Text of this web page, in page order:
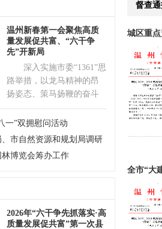
温州新春第一会聚焦高质
量发展促共富、“六干争
先”开新局
深入实施市委“1361”思
路举措，以龙马精神的昂
扬姿态、策马扬鞭的奋斗
激情、万马奔腾的磅礴合
力，进一步动员全市上下
全力做强“一圈一极一中心”
一”双拥慰问活动
市自然资源和规划局调研
博览会筹办工作
2026年“六干争先抓落实·高
质量发展促共富”第一次县
督查
城区重
全市“大
（十）